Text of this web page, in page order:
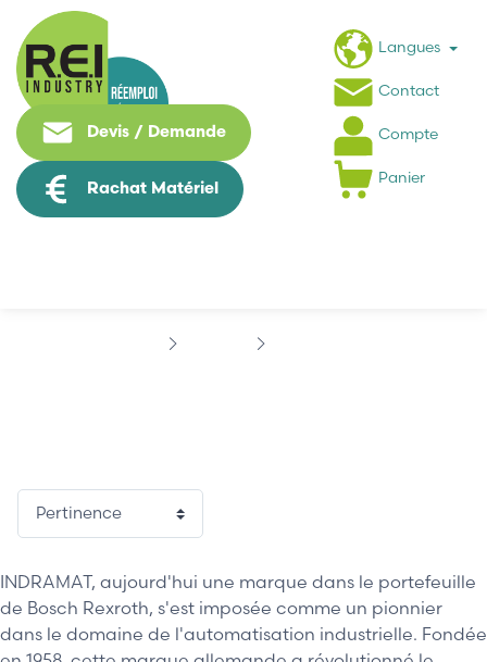
Devis / Demande
Rachat Matériel
Langues
Contact
Compte
Panier
INDRAMAT, aujourd'hui une marque dans le portefeuille
de Bosch Rexroth, s'est imposée comme un pionnier
dans le domaine de l'automatisation industrielle. Fondée